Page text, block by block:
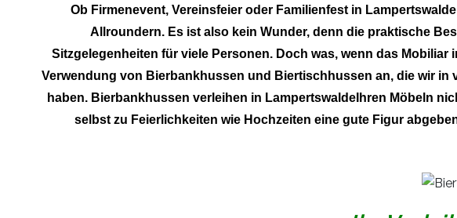
Ob Firmenevent, Vereinsfeier oder Familienfest in
Allroundern. Es ist also kein Wunder, denn die praktische
Sitzgelegenheiten für viele Personen. Doch was, wenn das
Verwendung von Bierbankhussen und Biertischhussen an, die wir
haben. Bierbankhussen verleihen in LampertswaldeIhren Möbeln
selbst zu Feierlichkeiten wie Hochzeiten eine gute Figur